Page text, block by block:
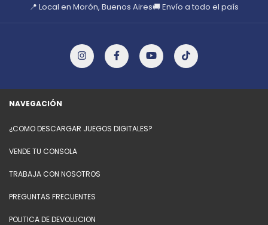
📍 Local en Morón, Buenos Aires🚚 Envío a todo el país
NAVEGACIÓN
¿COMO DESCARGAR JUEGOS DIGITALES?
VENDE TU CONSOLA
TRABAJA CON NOSOTROS
PREGUNTAS FRECUENTES
POLITICA DE DEVOLUCION